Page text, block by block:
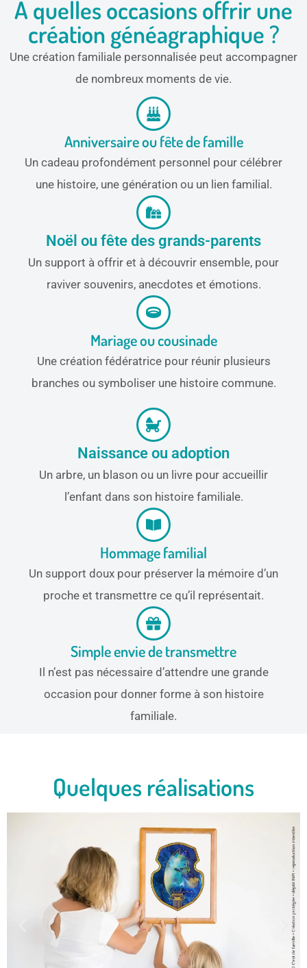
À quelles occasions offrir une
création généagraphique ?
Une création familiale personnalisée peut accompagner
de nombreux moments de vie.
Anniversaire ou fête de famille
Un cadeau profondément personnel pour célébrer
une histoire, une génération ou un lien familial.
Noël ou fête des grands-parents
Un support à offrir et à découvrir ensemble, pour
raviver souvenirs, anecdotes et émotions.
Mariage ou cousinade
Une création fédératrice pour réunir plusieurs
branches ou symboliser une histoire commune.
Naissance ou adoption
Un arbre, un blason ou un livre pour accueillir
l’enfant dans son histoire familiale.
Hommage familial
Un support doux pour préserver la mémoire d’un
proche et transmettre ce qu’il représentait.
Simple envie de transmettre
Il n’est pas nécessaire d’attendre une grande
occasion pour donner forme à son histoire
familiale.
Quelques réalisations